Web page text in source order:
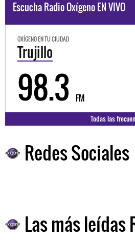
Escucha Radio Oxígeno EN VIVO
OXÍGENO EN TU CIUDAD
Trujillo
98.3 FM
Todas las
Redes Sociales
Las más leídas